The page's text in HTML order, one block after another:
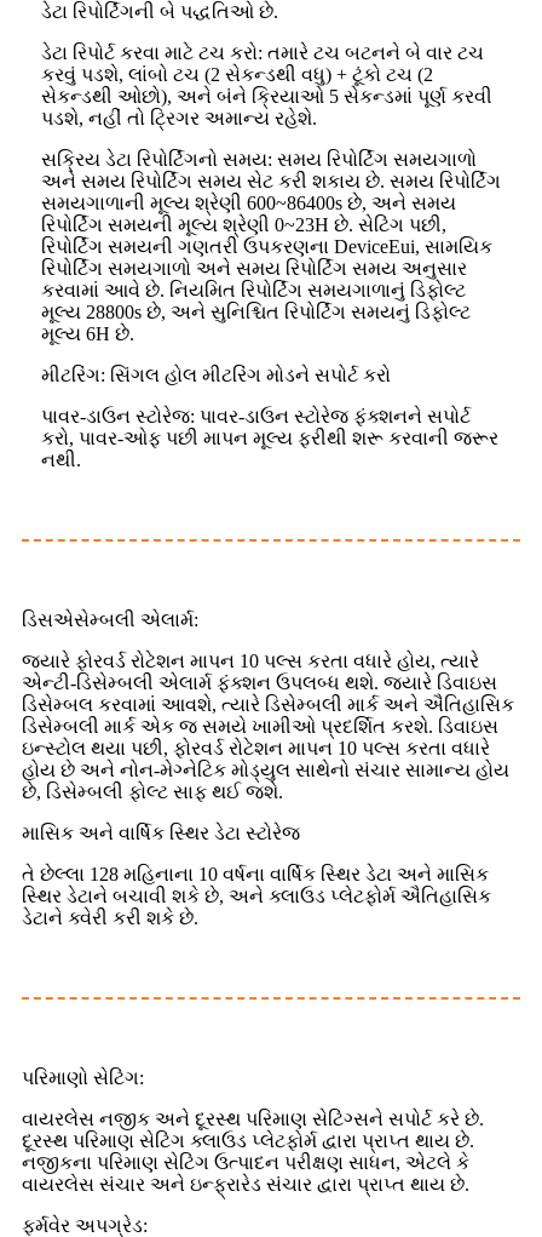
ડેટા રિપોર્ટિંગની બે પદ્ધતિઓ છે.
ડેટા રિપોર્ટ કરવા માટે ટચ કરો: તમારે ટચ બટનને બે વાર ટચ
કરવું પડશે, લાંબો ટચ (2 સેકન્ડથી વધુ) + ટૂંકો ટચ (2
સેકન્ડથી ઓછો), અને બંને ક્રિયાઓ 5 સેકન્ડમાં પૂર્ણ કરવી
પડશે, નહીં તો ટ્રિગર અમાન્ય રહેશે.
સક્રિય ડેટા રિપોર્ટિંગનો સમય: સમય રિપોર્ટિંગ સમયગાળો
અને સમય રિપોર્ટિંગ સમય સેટ કરી શકાય છે. સમય રિપોર્ટિંગ
સમયગાળાની મૂલ્ય શ્રેણી 600~86400s છે, અને સમય
રિપોર્ટિંગ સમયની મૂલ્ય શ્રેણી 0~23H છે. સેટિંગ પછી,
રિપોર્ટિંગ સમયની ગણતરી ઉપકરણના DeviceEui, સામયિક
રિપોર્ટિંગ સમયગાળો અને સમય રિપોર્ટિંગ સમય અનુસાર
કરવામાં આવે છે. નિયમિત રિપોર્ટિંગ સમયગાળાનું ડિફોલ્ટ
મૂલ્ય 28800s છે, અને સુનિશ્ચિત રિપોર્ટિંગ સમયનું ડિફોલ્ટ
મૂલ્ય 6H છે.
મીટરિંગ: સિંગલ હોલ મીટરિંગ મોડને સપોર્ટ કરો
પાવર-ડાઉન સ્ટોરેજ: પાવર-ડાઉન સ્ટોરેજ ફંક્શનને સપોર્ટ
કરો, પાવર-ઓફ પછી માપન મૂલ્ય ફરીથી શરૂ કરવાની જરૂર
નથી.
ડિસએસેમ્બલી એલાર્મ:
જ્યારે ફોરવર્ડ રોટેશન માપન 10 પલ્સ કરતા વધારે હોય, ત્યારે
એન્ટી-ડિસેમ્બલી એલાર્મ ફંક્શન ઉપલબ્ધ થશે. જ્યારે ડિવાઇસ
ડિસેમ્બલ કરવામાં આવશે, ત્યારે ડિસેમ્બલી માર્ક અને ઐતિહાસિક
ડિસેમ્બલી માર્ક એક જ સમયે ખામીઓ પ્રદર્શિત કરશે. ડિવાઇસ
ઇન્સ્ટોલ થયા પછી, ફોરવર્ડ રોટેશન માપન 10 પલ્સ કરતા વધારે
હોય છે અને નોન-મેગ્નેટિક મોડ્યુલ સાથેનો સંચાર સામાન્ય હોય
છે, ડિસેમ્બલી ફોલ્ટ સાફ થઈ જશે.
માસિક અને વાર્ષિક સ્થિર ડેટા સ્ટોરેજ
તે છેલ્લા 128 મહિનાના 10 વર્ષના વાર્ષિક સ્થિર ડેટા અને માસિક
સ્થિર ડેટાને બચાવી શકે છે, અને ક્લાઉડ પ્લેટફોર્મ ઐતિહાસિક
ડેટાને ક્વેરી કરી શકે છે.
પરિમાણો સેટિંગ:
વાયરલેસ નજીક અને દૂરસ્થ પરિમાણ સેટિંગ્સને સપોર્ટ કરે છે.
દૂરસ્થ પરિમાણ સેટિંગ ક્લાઉડ પ્લેટફોર્મ દ્વારા પ્રાપ્ત થાય છે.
નજીકના પરિમાણ સેટિંગ ઉત્પાદન પરીક્ષણ સાધન, એટલે કે
વાયરલેસ સંચાર અને ઇન્ફ્રારેડ સંચાર દ્વારા પ્રાપ્ત થાય છે.
ફર્મવેર અપગ્રેડ: